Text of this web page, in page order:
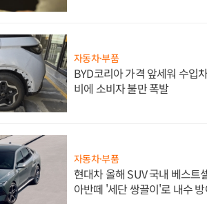
자동차·부품
BYD코리아 가격 앞세워 수입
비에 소비자 불만 폭발
자동차·부품
현대차 올해 SUV 국내 베스트
아반떼 '세단 쌍끌이'로 내수